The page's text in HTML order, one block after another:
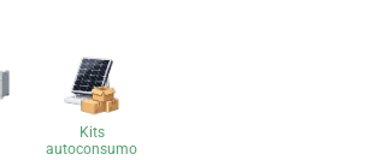
Kits
autoconsumo